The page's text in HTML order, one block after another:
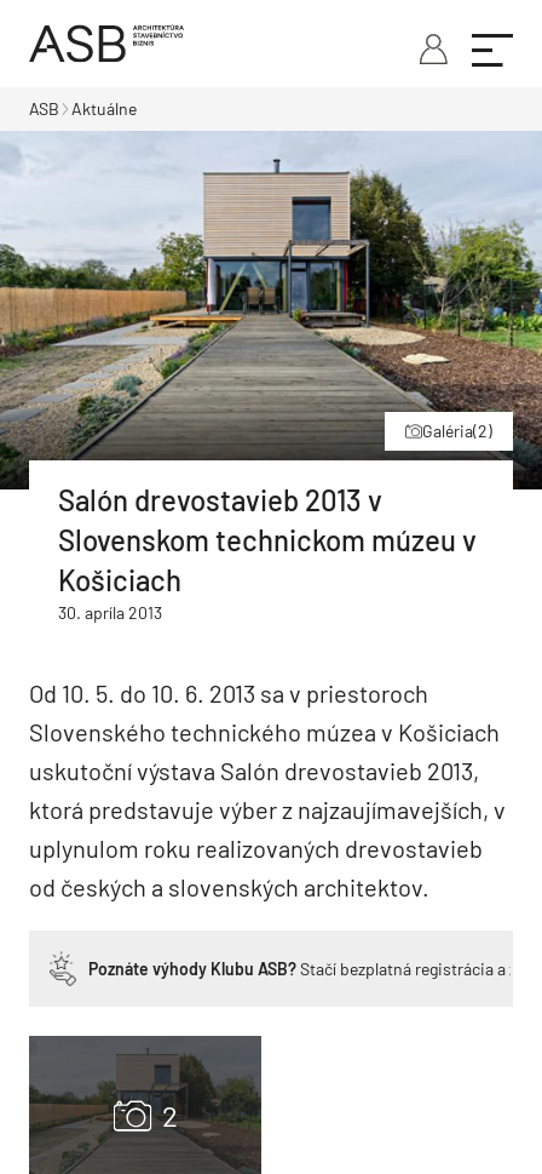
ASB Aktuálne
Galéria(2)
Salón drevostavieb 2013 v
Slovenskom technickom múzeu v
Košiciach
30. apríla 2013
Od 10. 5. do 10. 6. 2013 sa v priestoroch
Slovenského technického múzea v Košiciach
uskutoční výstava Salón drevostavieb 2013,
ktorá predstavuje výber z najzaujímavejších, v
uplynulom roku realizovaných drevostavieb
od českých a slovenských architektov.
Poznáte výhody Klubu ASB?Stačí bezplatná registrácia a